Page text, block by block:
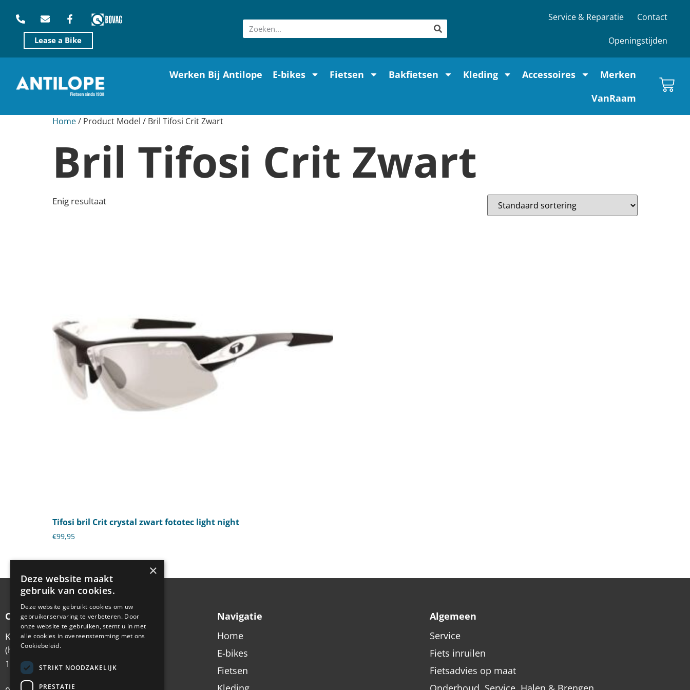
Lease a Bike
Service & Reparatie Contact
Openingstijden
Werken Bij Antilope E-bikes Fietsen Bakfietsen Kleding Accessoires
Merken
VanRaam
Home/ Product Model / Bril Tifosi Crit Zwart
Bril Tifosi Crit Zwart
Enig resultaat
Tifosi bril Crit crystal zwart fototec light night
€99,95
Contactgegevens
Koningsstraat 6
(hoek Emmastraat)
1213 AX Hilversum
Navigatie
Home
E-bikes
Fietsen
Algemeen
Service
Fiets inruilen
Fietsadvies op maat
×
Deze website maakt
gebruik van cookies.
Deze website gebruikt cookies om uw
gebruikerservaring te verbeteren. Door
onze website te gebruiken, stemt u in met
alle cookies in overeenstemming met ons
Cookiebeleid.
STRIKT NOODZAKELIJK
PRESTATIE